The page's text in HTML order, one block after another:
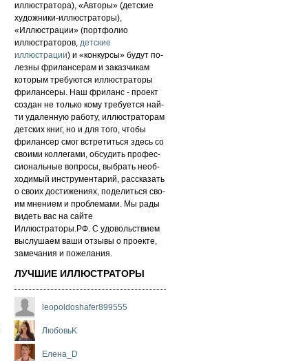
иллюстратора), «Авторы» (детские
художники-иллюстраторы),
«Иллюстрации» (портфолио
иллюстраторов, детские
иллюстрации) и «кон­кур­сы» бу­дут по­
лез­ны фри­лан­се­рам и за­каз­чи­кам
которым требуются иллюстраторы
фрилансеры. Наш фри­ланс - про­ект
соз­дан не толь­ко кому требуется най­
ти уда­лен­ную ра­бо­ту, иллюстраторам
детских книг, но и для то­го, что­бы
фри­лан­сер смог встре­тить­ся здесь со
сво­ими кол­ле­га­ми, об­су­дить про­фес­
си­ональ­ные воп­ро­сы, выб­рать не­об­
хо­ди­мый инс­тру­мен­та­рий, расс­ка­зать
о сво­их дос­ти­же­ни­ях, по­де­лить­ся сво­
им мнением и проб­ле­ма­ми. Мы рады
ви­деть вас на сай­те
Иллюстраторы.РФ. С удо­воль­стви­ем
выс­лу­ша­ем ва­ши от­зы­вы о про­ек­те,
за­ме­ча­ни­я и по­же­ла­ни­я.
ЛУЧШИЕ ИЛЛЮСТРАТОРЫ
leopoldoshafer899555
ЛюбовьK
Елена_D